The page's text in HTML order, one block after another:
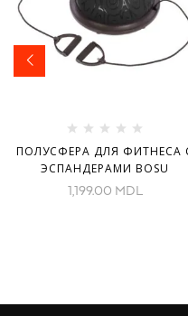
ПОЛУСФЕРА ДЛЯ ФИТНЕСА
ЭСПАНДЕРАМИ BOSU
1,199.00 MDL